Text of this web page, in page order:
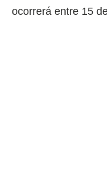
ocorrerá entre 15